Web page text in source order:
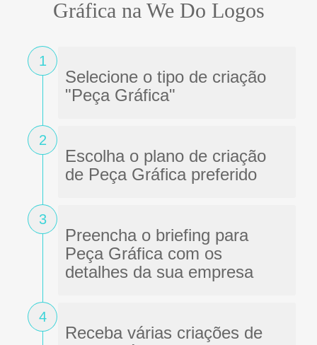
Gráfica na We Do Logos
1
Selecione o tipo de criação
"Peça Gráfica"
2
Escolha o plano de criação
de Peça Gráfica preferido
3
Preencha o briefing para
Peça Gráfica com os
detalhes da sua empresa
4
Receba várias criações de